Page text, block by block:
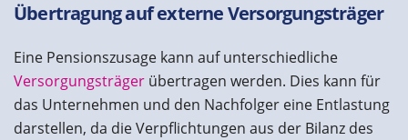
Übertragung auf externe Versorgungsträger
Eine Pensionszusage kann auf unterschiedliche
Versorgungsträger übertragen werden. Dies kann für
das Unternehmen und den Nachfolger eine Entlastung
darstellen, da die Verpflichtungen aus der Bilanz des